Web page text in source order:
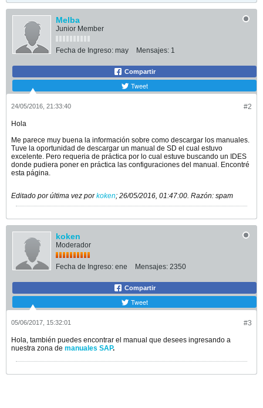
Melba
Junior Member
Fecha de Ingreso: may Mensajes: 1
Compartir
Tweet
#2
24/05/2016, 21:33:40
Hola
Me parece muy buena la información sobre como descargar los manuales.
Tuve la oportunidad de descargar un manual de SD el cual estuvo
excelente. Pero requeria de práctica por lo cual estuve buscando un IDES
donde pudiera poner en práctica las configuraciones del manual. Encontré
esta página.
Editado por última vez porkoken; 26/05/2016, 01:47:00. Razón: spam
koken
Moderador
Fecha de Ingreso: ene Mensajes: 2350
Compartir
Tweet
#3
05/06/2017, 15:32:01
Hola, también puedes encontrar el manual que desees ingresando a
nuestra zona de manuales SAP.